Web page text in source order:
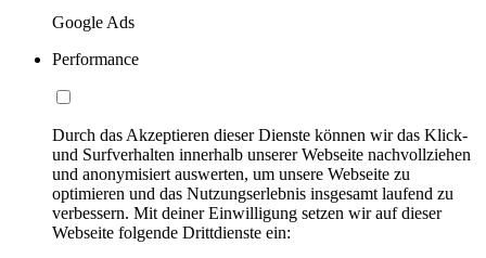
Google Ads
Performance
Durch das Akzeptieren dieser Dienste können wir das Klick-
und Surfverhalten innerhalb unserer Webseite nachvollziehen
und anonymisiert auswerten, um unsere Webseite zu
optimieren und das Nutzungserlebnis insgesamt laufend zu
verbessern. Mit deiner Einwilligung setzen wir auf dieser
Webseite folgende Drittdienste ein: